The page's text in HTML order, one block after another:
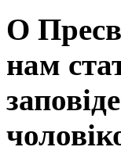
О
нам